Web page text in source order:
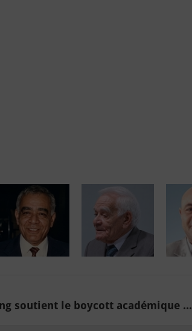
soutient le boycott académique ...